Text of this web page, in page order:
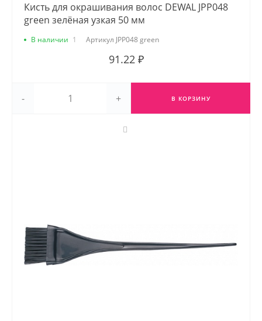
Кисть для окрашивания волос DEWAL JPP048
green зелёная узкая 50 мм
В наличии 1 Артикул JPP048 green
91.22 ₽
- + В КОРЗИНУ